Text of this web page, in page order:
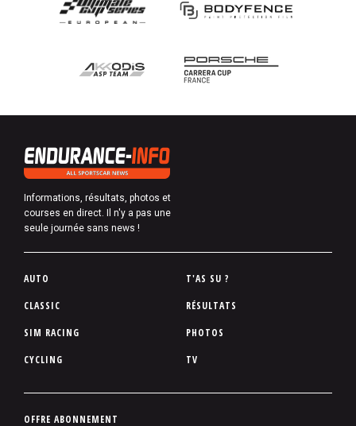
Informations, résultats, photos et
courses en direct. Il n'y a pas une
seule journée sans news !
P
d
d
p
AUTO
CLASSIC
SIM RACING
CYCLING
T'AS SU ?
RÉSULTATS
PHOTOS
TV
P
OFFRE ABONNEMENT